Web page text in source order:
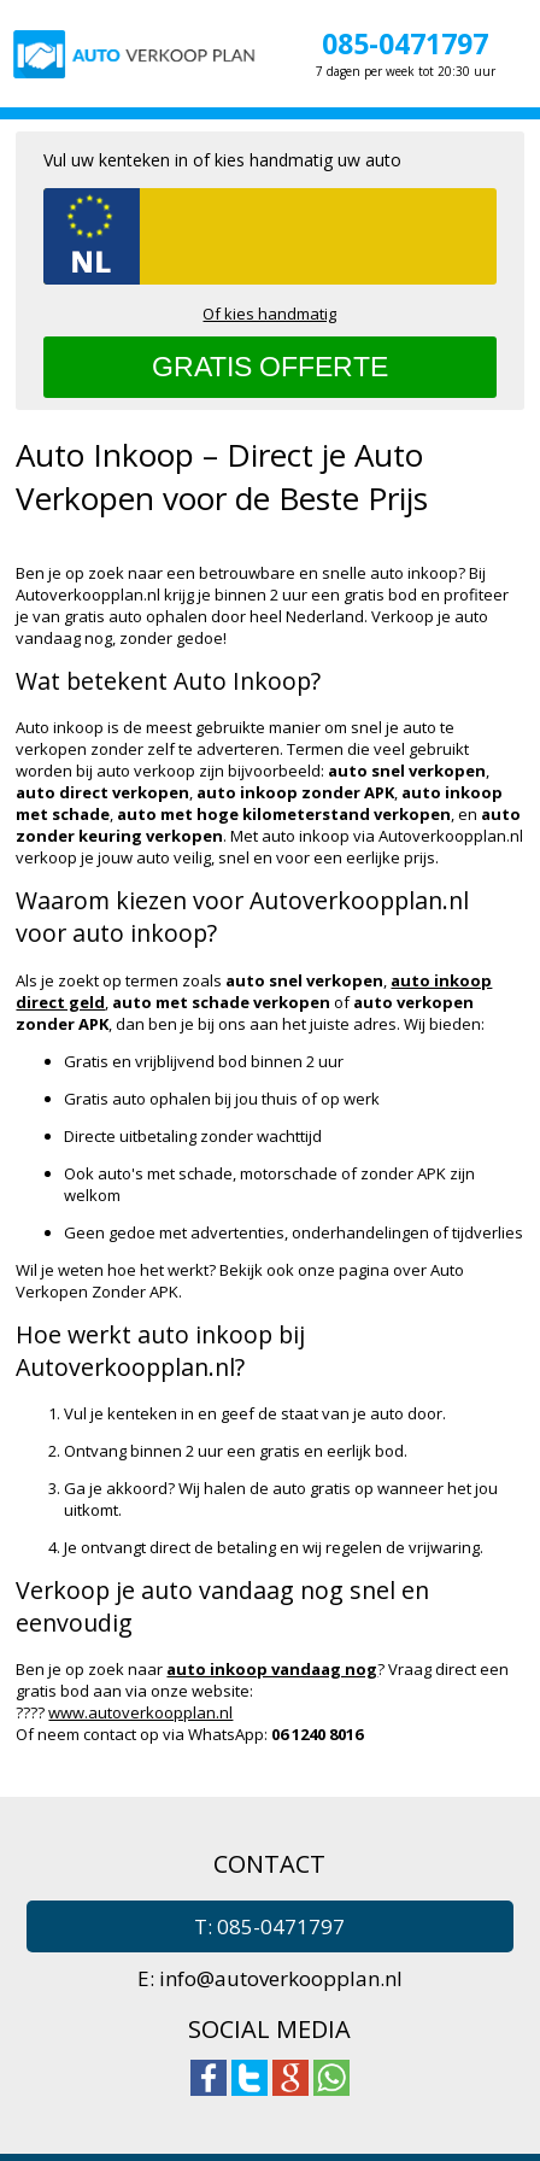
085-0471797
7 dagen per week tot 20:30 uur
Auto Inkoop – Direct je Auto
Verkopen voor de Beste Prijs
Ben je op zoek naar een betrouwbare en snelle auto inkoop? Bij
Autoverkoopplan.nl krijg je binnen 2 uur een gratis bod en profiteer
je van gratis auto ophalen door heel Nederland. Verkoop je auto
vandaag nog, zonder gedoe!
Wat betekent Auto Inkoop?
Auto inkoop is de meest gebruikte manier om snel je auto te
verkopen zonder zelf te adverteren. Termen die veel gebruikt
worden bij auto verkoop zijn bijvoorbeeld: auto snel verkopen,
auto direct verkopen, auto inkoop zonder APK, auto inkoop
met schade, auto met hoge kilometerstand verkopen, en auto
zonder keuring verkopen. Met auto inkoop via Autoverkoopplan.nl
verkoop je jouw auto veilig, snel en voor een eerlijke prijs.
Waarom kiezen voor Autoverkoopplan.nl
voor auto inkoop?
Als je zoekt op termen zoals auto snel verkopen, auto inkoop
direct geld, auto met schade verkopen ofauto verkopen
zonder APK, dan ben je bij ons aan het juiste adres. Wij bieden:
Gratis en vrijblijvend bod binnen 2 uur
Gratis auto ophalen bij jou thuis of op werk
Directe uitbetaling zonder wachttijd
Ook auto's met schade, motorschade of zonder APK zijn
welkom
Geen gedoe met advertenties, onderhandelingen of tijdverlies
Wil je weten hoe het werkt? Bekijk ook onze pagina overAuto
Verkopen Zonder APK.
Hoe werkt auto inkoop bij
Autoverkoopplan.nl?
Vul je kenteken in en geef de staat van je auto door.
Ontvang binnen 2 uur een gratis en eerlijk bod.
Ga je akkoord? Wij halen de auto gratis op wanneer het jou
uitkomt.
Je ontvangt direct de betaling en wij regelen de vrijwaring.
Verkoop je auto vandaag nog snel en
eenvoudig
Ben je op zoek naar auto inkoop vandaag nog? Vraag direct een
gratis bod aan via onze website:
????www.autoverkoopplan.nl
Of neem contact op via WhatsApp: 06 1240 8016
Vul uw kenteken in of kies handmatig uw auto
Of kies handmatig
CONTACT
T: 085-0471797
E: info@autoverkoopplan.nl
SOCIAL MEDIA